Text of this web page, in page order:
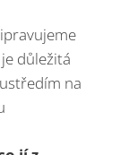
důležitá
na